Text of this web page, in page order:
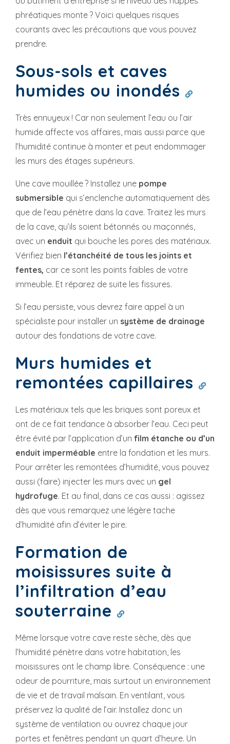
phréatiques monte ? Voici quelques risques
courants avec les précautions que vous pouvez
prendre.
Sous-sols et caves
humides ou inondés
Très ennuyeux ! Car non seulement l’eau ou l’air
humide affecte vos affaires, mais aussi parce que
l’humidité continue à monter et peut endommager
les murs des étages supérieurs.
Une cave mouillée ? Installez une pompe
submersible qui s’enclenche automatiquement dès
que de l’eau pénètre dans la cave. Traitez les murs
de la cave, qu’ils soient bétonnés ou maçonnés,
avec un enduit qui bouche les pores des matériaux.
Vérifiez bien l’étanchéité de tous les joints et
fentes, car ce sont les points faibles de votre
immeuble. Et réparez de suite les fissures.
Si l’eau persiste, vous devrez faire appel à un
spécialiste pour installer un système de drainage
autour des fondations de votre cave.
Murs humides et
remontées capillaires
Les matériaux tels que les briques sont poreux et
ont de ce fait tendance à absorber l’eau. Ceci peut
être évité par l’application d’un film étanche ou d’un
enduit imperméable entre la fondation et les murs.
Pour arrêter les remontées d’humidité, vous pouvez
aussi (faire) injecter les murs avec un gel
hydrofuge. Et au final, dans ce cas aussi : agissez
dès que vous remarquez une légère tache
d’humidité afin d’éviter le pire.
Formation de
moisissures suite à
l’infiltration d’eau
souterraine
Même lorsque votre cave reste sèche, dès que
l’humidité pénètre dans votre habitation, les
moisissures ont le champ libre. Conséquence : une
odeur de pourriture, mais surtout un environnement
de vie et de travail malsain. En ventilant, vous
préservez la qualité de l’air. Installez donc un
système de ventilation ou ouvrez chaque jour
portes et fenêtres pendant un quart d’heure. Un